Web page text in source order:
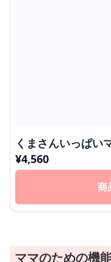
くまさんいっぱい
¥4,560
商
ママのための機